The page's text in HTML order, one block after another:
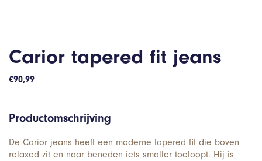
Carior tapered fit jeans
€90,99
Productomschrijving
De Carior jeans heeft een moderne tapered fit die boven
relaxed zit en naar beneden iets smaller toeloopt. Hij is